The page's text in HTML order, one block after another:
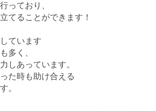
っており、
てることができます！
ています
多く、
しあっています。
た時も助け合える
。